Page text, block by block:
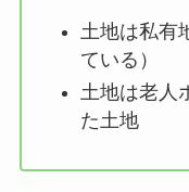
土地は私有
ている）
土地は老人
た土地